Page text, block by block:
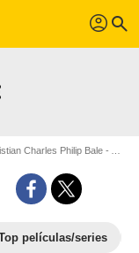
profil search
Charles Philip Bale - Apodo : Christian Bale
películas/series